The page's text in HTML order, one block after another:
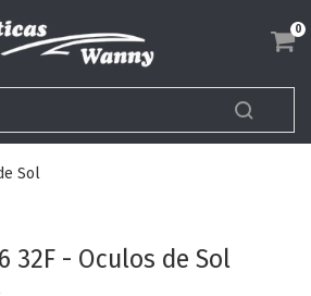
0
Sol
32F - Oculos de Sol